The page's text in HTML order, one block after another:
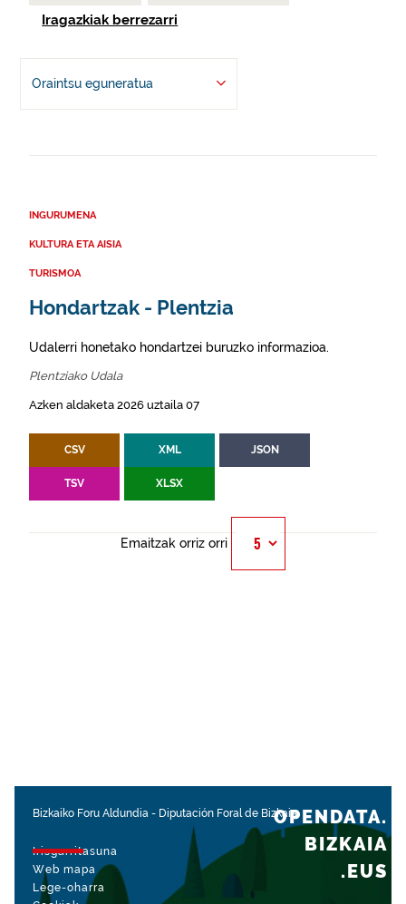
Iragazkiak berrezarri
Oraintsu eguneratua
INGURUMENA
KULTURA ETA AISIA
TURISMOA
Hondartzak - Plentzia
Udalerri honetako hondartzei buruzko informazioa.
Plentziako Udala
Azken aldaketa 2026 uztaila 07
CSV XML JSON
TSV XLSX
Emaitzak orriz orri
Bizkaiko Foru Aldundia - Diputación Foral de Bizkaia
Irisgarritasuna
Web mapa
Lege-oharra
OPENDATA.
BIZKAIA
.EUS